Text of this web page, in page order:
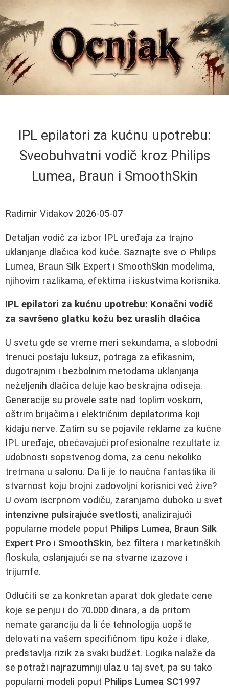
IPL epilatori za kućnu upotrebu:
Sveobuhvatni vodič kroz Philips
Lumea, Braun i SmoothSkin
Radimir Vidakov 2026-05-07
Detaljan vodič za izbor IPL uređaja za trajno
uklanjanje dlačica kod kuće. Saznajte sve o Philips
Lumea, Braun Silk Expert i SmoothSkin modelima,
njihovim razlikama, efektima i iskustvima korisnika.
IPL epilatori za kućnu upotrebu: Konačni vodič
za savršeno glatku kožu bez uraslih dlačica
U svetu gde se vreme meri sekundama, a slobodni
trenuci postaju luksuz, potraga za efikasnim,
dugotrajnim i bezbolnim metodama uklanjanja
neželjenih dlačica deluje kao beskrajna odiseja.
Generacije su provele sate nad toplim voskom,
oštrim brijačima i električnim depilatorima koji
kidaju nerve. Zatim su se pojavile reklame za kućne
IPL uređaje, obećavajući profesionalne rezultate iz
udobnosti sopstvenog doma, za cenu nekoliko
tretmana u salonu. Da li je to naučna fantastika ili
stvarnost koju brojni zadovoljni korisnici već žive?
U ovom iscrpnom vodiču, zaranjamo duboko u svet
intenzivne pulsirajuće svetlosti, analizirajući
popularne modele poput Philips Lumea, Braun Silk
Expert Pro i SmoothSkin, bez filtera i marketinških
floskula, oslanjajući se na stvarne izazove i
trijumfe.
Odlučiti se za konkretan aparat dok gledate cene
koje se penju i do 70.000 dinara, a da pritom
nemate garanciju da li će tehnologija uopšte
delovati na vašem specifičnom tipu kože i dlake,
predstavlja rizik za svaki budžet. Logika nalaže da
se potraži najrazumniji ulaz u taj svet, pa su tako
popularni modeli poput Philips Lumea SC1997